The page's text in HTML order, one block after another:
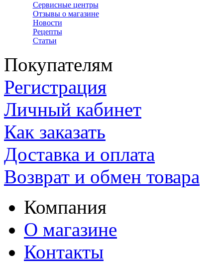
Сервисные центры
Отзывы о магазине
Новости
Рецепты
Статьи
Покупателям
Регистрация
Личный кабинет
Как заказать
Доставка и оплата
Возврат и обмен товара
Компания
О магазине
Контакты